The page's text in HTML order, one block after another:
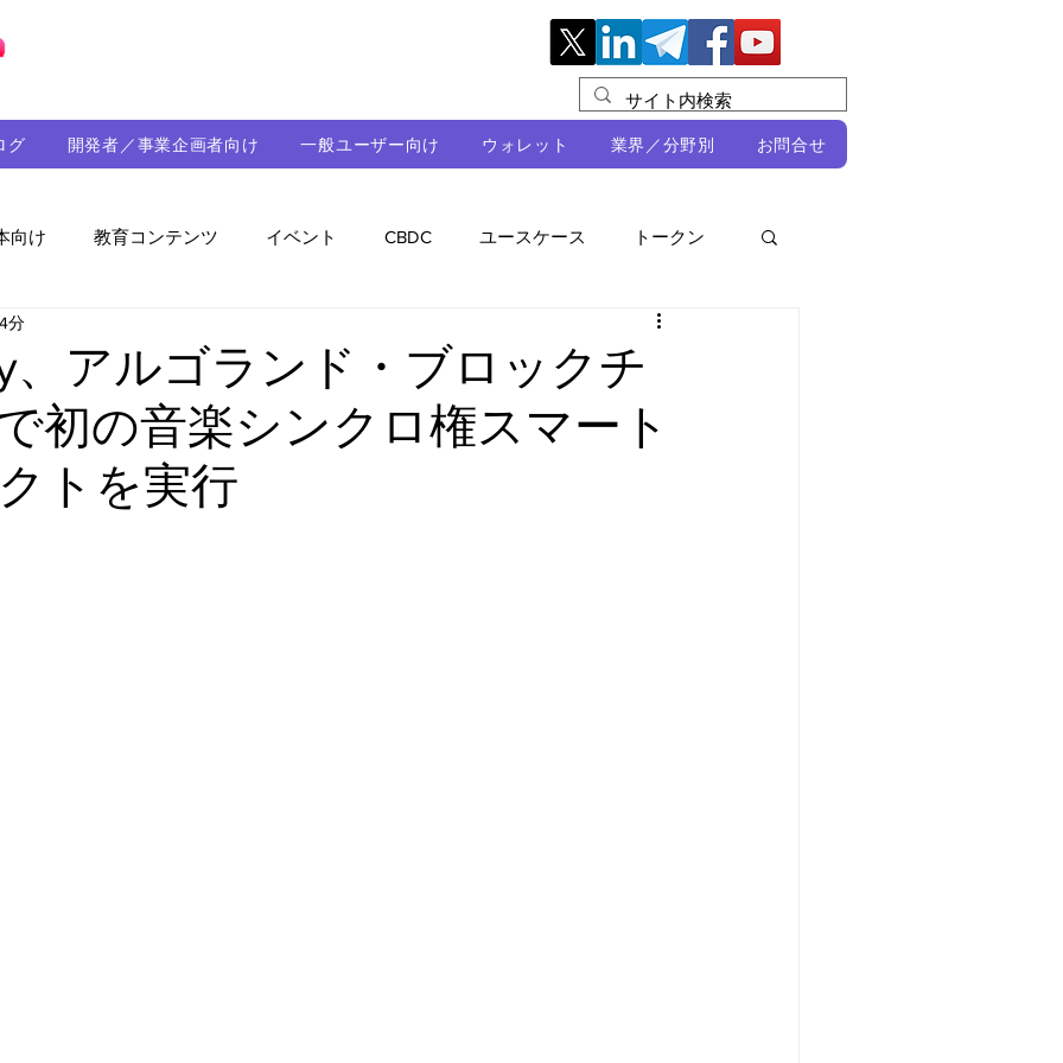
グ 開発者／事業企画者向け 一般ユーザー向け ウォレット 業界／分野別 お問合せ
向け 教育コンテンツ イベント CBDC ユースケース トークン
持続可能性 メルマガ 技術開発 ガバナンス DeFi
、アルゴランド・ブロックチ
初の音楽シンクロ権スマート
トを実行
分